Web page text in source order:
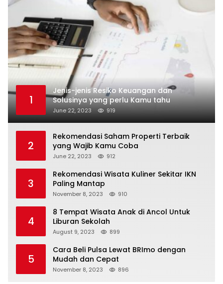
1
Jenis-jenis Resiko Keuangan dan
Solusinya yang perlu Kamu tahu
June 22, 2023 919
2
Rekomendasi Saham Properti Terbaik
yang Wajib Kamu Coba
June 22, 2023 912
3
Rekomendasi Wisata Kuliner Sekitar IKN
Paling Mantap
November 8, 2023 910
4
8 Tempat Wisata Anak di Ancol Untuk
Liburan Sekolah
August 9, 2023 899
5
Cara Beli Pulsa Lewat BRImo dengan
Mudah dan Cepat
November 8, 2023 896